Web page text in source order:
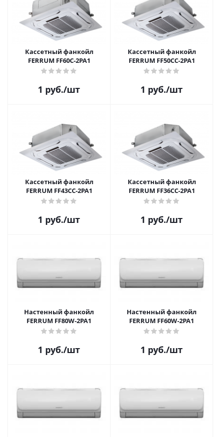
Кассетный фанкойл
FERRUM FF60C-2PA1
1 руб./шт
Кассетный фанкойл
FERRUM FF50CC-2PA1
1 руб./шт
Кассетный фанкойл
FERRUM FF43CC-2PA1
1 руб./шт
Кассетный фанкойл
FERRUM FF36CC-2PA1
1 руб./шт
Настенный фанкойл
FERRUM FF80W-2PA1
1 руб./шт
Настенный фанкойл
FERRUM FF60W-2PA1
1 руб./шт